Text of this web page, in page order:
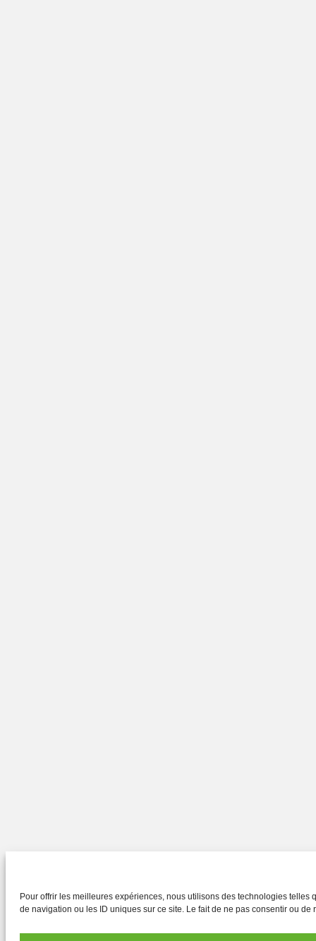
Pour offrir les meilleures expériences, nous utilisons des technologies
de navigation ou les ID uniques sur ce site. Le fait de ne pas consentir ou